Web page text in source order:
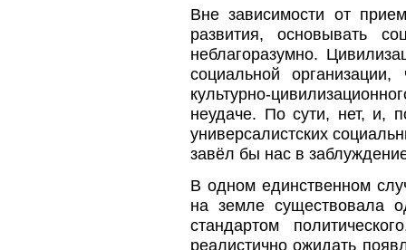
Вне зависимости от
развития, основывать
неблагоразумно.
социальной
культурно-
неудаче. По сути, нет, и,
универсалистских
завёл бы нас в
В одном единственном
на земле существовала
стандартом
реалистично ожидать